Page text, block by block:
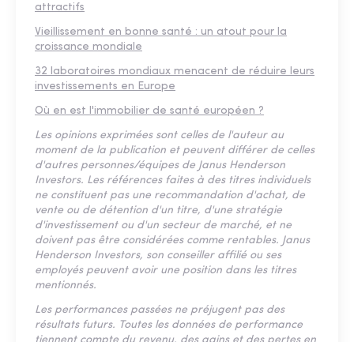
attractifs
Vieillissement en bonne santé : un atout pour la
croissance mondiale
32 laboratoires mondiaux menacent de réduire leurs
investissements en Europe
Où en est l'immobilier de santé européen ?
Les opinions exprimées sont celles de l'auteur au
moment de la publication et peuvent différer de celles
d'autres personnes/équipes de Janus Henderson
Investors. Les références faites à des titres individuels
ne constituent pas une recommandation d'achat, de
vente ou de détention d'un titre, d'une stratégie
d'investissement ou d'un secteur de marché, et ne
doivent pas être considérées comme rentables. Janus
Henderson Investors, son conseiller affilié ou ses
employés peuvent avoir une position dans les titres
mentionnés.
Les performances passées ne préjugent pas des
résultats futurs. Toutes les données de performance